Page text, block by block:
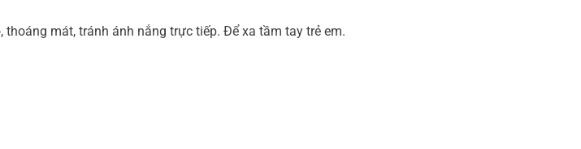
mát, tránh ánh nắng trực tiếp. Để xa tầm tay trẻ em.